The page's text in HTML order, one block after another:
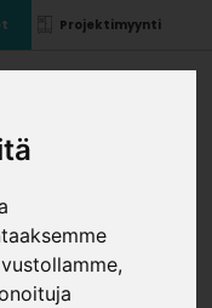
Projektimyynti